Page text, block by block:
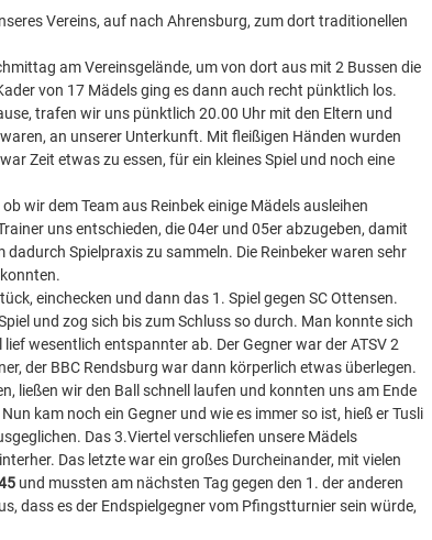
Vereins, auf nach Ahrensburg, zum dort traditionellen
am Vereinsgelände, um von dort aus mit 2 Bussen die
von 17 Mädels ging es dann auch recht pünktlich los.
trafen wir uns pünktlich 20.00 Uhr mit den Eltern und
an unserer Unterkunft. Mit fleißigen Händen wurden
Zeit etwas zu essen, für ein kleines Spiel und noch eine
wir dem Team aus Reinbek einige Mädels ausleihen
uns entschieden, die 04er und 05er abzugeben, damit
dadurch Spielpraxis zu sammeln. Die Reinbeker waren sehr
einchecken und dann das 1. Spiel gegen SC Ottensen.
und zog sich bis zum Schluss so durch. Man konnte sich
wesentlich entspannter ab. Der Gegner war der ATSV 2
der BBC Rendsburg war dann körperlich etwas überlegen.
ließen wir den Ball schnell laufen und konnten uns am Ende
kam noch ein Gegner und wie es immer so ist, hieß er Tusli
Das 3.Viertel verschliefen unsere Mädels
Das letzte war ein großes Durcheinander, mit vielen
und mussten am nächsten Tag gegen den 1. der anderen
dass es der Endspielgegner vom Pfingstturnier sein würde,